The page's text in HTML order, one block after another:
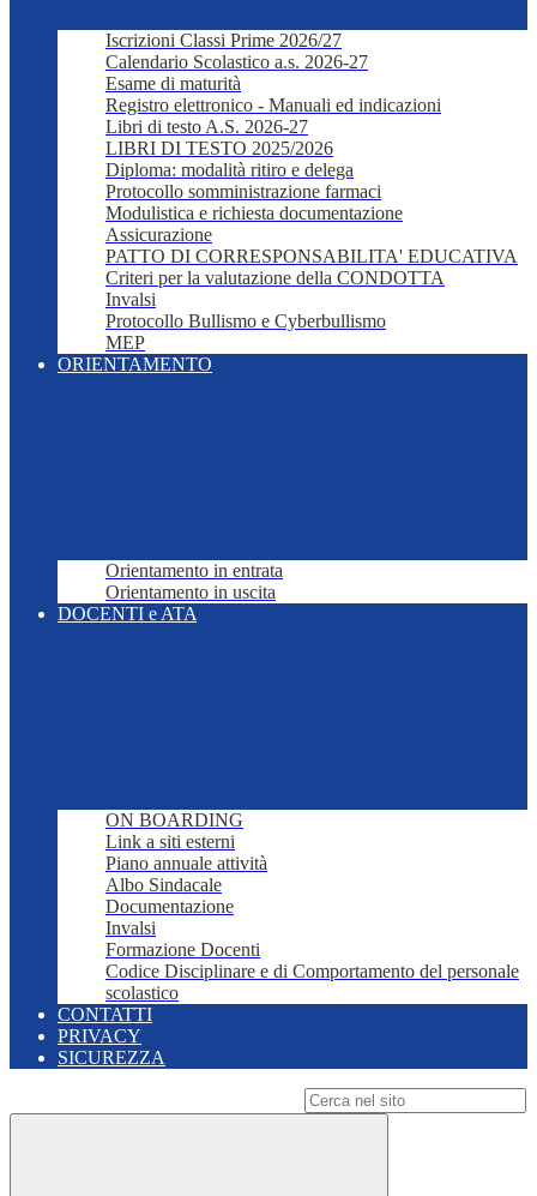
Iscrizioni Classi Prime 2026/27
Calendario Scolastico a.s. 2026-27
Esame di maturità
Registro elettronico - Manuali ed indicazioni
Libri di testo A.S. 2026-27
LIBRI DI TESTO 2025/2026
Diploma: modalità ritiro e delega
Protocollo somministrazione farmaci
Modulistica e richiesta documentazione
Assicurazione
PATTO DI CORRESPONSABILITA' EDUCATIVA
Criteri per la valutazione della CONDOTTA
Invalsi
Protocollo Bullismo e Cyberbullismo
MEP
ORIENTAMENTO
Orientamento in entrata
Orientamento in uscita
DOCENTI e ATA
ON BOARDING
Link a siti esterni
Piano annuale attività
Albo Sindacale
Documentazione
Invalsi
Formazione Docenti
Codice Disciplinare e di Comportamento del personale
scolastico
CONTATTI
PRIVACY
SICUREZZA